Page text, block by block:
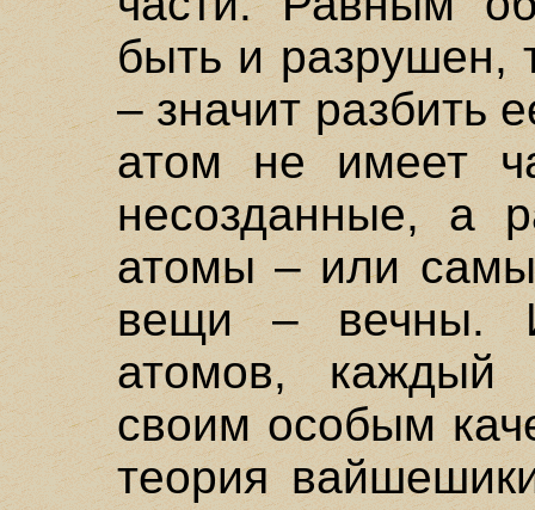
быть и разрушен,
– значит разбить
атом не имеет
несозданные, а
атомы – или
вещи – вечны.
атомов, каждый
своим особым
теория